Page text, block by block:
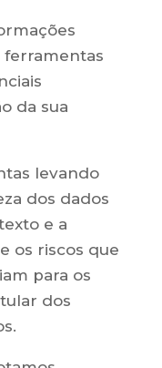
ferramentas
da sua
levando
dos dados
e a
os riscos que
para os
dos